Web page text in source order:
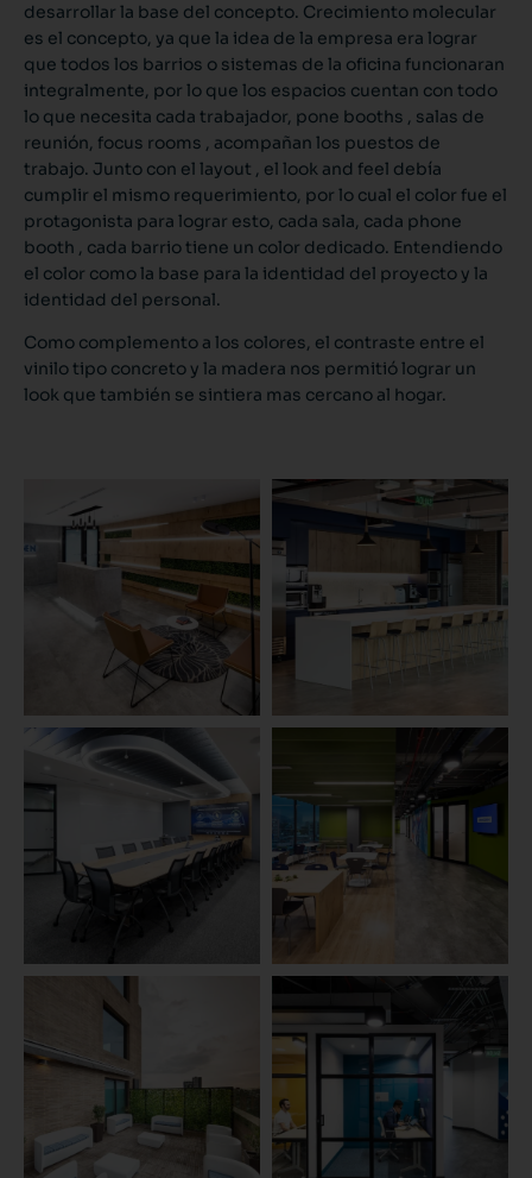
desarrollar la base del concepto. Crecimiento molecular
es el concepto, ya que la idea de la empresa era lograr
que todos los barrios o sistemas de la oficina funcionaran
integralmente, por lo que los espacios cuentan con todo
lo que necesita cada trabajador, pone booths , salas de
reunión, focus rooms , acompañan los puestos de
trabajo. Junto con el layout , el look and feel debía
cumplir el mismo requerimiento, por lo cual el color fue el
protagonista para lograr esto, cada sala, cada phone
booth , cada barrio tiene un color dedicado. Entendiendo
el color como la base para la identidad del proyecto y la
identidad del personal.
Como complemento a los colores, el contraste entre el
vinilo tipo concreto y la madera nos permitió lograr un
look que también se sintiera mas cercano al hogar.